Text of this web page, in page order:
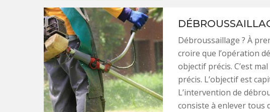
Débroussaillage ? À
croire que l’opération
objectif précis. C’est
précis. L’objectif est
L’intervention de
consiste à enlever tous